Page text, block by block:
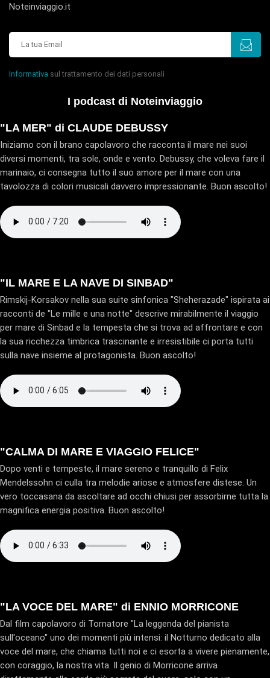
Noteinviaggio.it
Informativa sul trattamento dei dati personali
I podcast di Noteinviaggio
"LA MER" di CLAUDE DEBUSSY
Iniziamo con il brano capolavoro che racconta il mare nei suoi
diversi momenti, tra sole, onde e vento. Debussy, che voleva fare il
marinaio, ci consegna tutto il suo amore per il mare con una
tavolozza di colori musicali davvero impressionante. Buon ascolto!
"IL MARE E LA NAVE DI SINBAD"
Rimskij-Korsakov nella sua suite sinfonica "Sheherazade" ispirata ai
racconti de "Le mille e una notte" descrive mirabilmente il viaggio
per mare di Sinbad e la tempesta che si trova ad affrontare e con
la sua ricchezza timbrica trascinante e irresistibile ci porta tutti
sulla nave insieme al protagonista. Buon ascolto!
"CALMA DI MARE E VIAGGIO FELICE"
Dopo venti e tempeste, il mare sereno e tranquillo di Felix
Mendelssohn ci culla tra melodie ariose e atmosfere distese. Un
vero toccasana da ascoltare ad occhi chiusi per assorbirne tutta la
magnifica energia positiva. Buon ascolto!
"LA VOCE DEL MARE" di ENNIO MORRICONE
Dal film capolavoro di Tornatore "La leggenda del pianista
sull'oceano" uno dei momenti più intensi: il Notturno dedicato alla
voce del mare, che chiama tutti noi e ci esorta a vivere pienamente,
con coraggio, la nostra vita. Il genio di Morricone arriva